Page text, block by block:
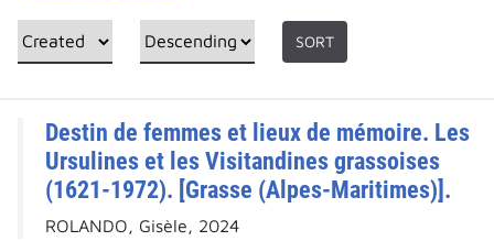
SORT
Destin de femmes et lieux de mémoire. Les
Ursulines et les Visitandines grassoises
(1621-1972). [Grasse (Alpes-Maritimes)].
ROLANDO, Gisèle, 2024